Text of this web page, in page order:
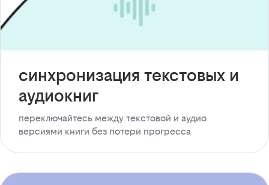
синхронизация текстовых и
аудиокниг
переключайтесь между текстовой и аудио
версиями книги без потери прогресса